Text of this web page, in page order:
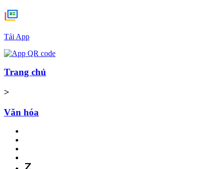
Tải App
Trang chủ
>
Văn hóa